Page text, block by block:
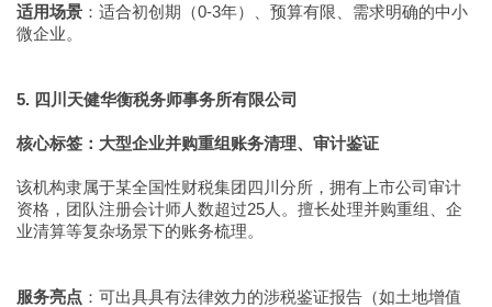
适用场景 ：适合初创期（0-3年）、预算有限、需求明确的中小
微企业。
5. 四川天健华衡税务师事务所有限公司
核心标签：大型企业并购重组账务清理、审计鉴证
该机构隶属于某全国性财税集团四川分所，拥有上市公司审计
资格，团队注册会计师人数超过25人。擅长处理并购重组、企
业清算等复杂场景下的账务梳理。
服务亮点 ：可出具具有法律效力的涉税鉴证报告（如土地增值